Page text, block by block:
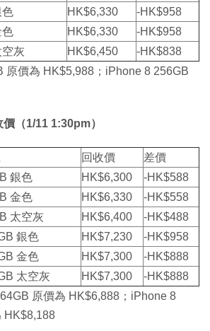
色
HK$6,330
-HK$958
色
HK$6,330
-HK$958
灰​​​
HK$6,450
-HK$838
原價為 HK$5,988；iPhone 8 256GB
（1/11 1:30pm）
回收價
差價
銀色
HK$6,300
-HK$588
金色
HK$6,330
-HK$558
太空灰
HK$6,400
-HK$488
銀色
HK$7,230
-HK$958
金色
HK$7,300
-HK$888
太空灰
HK$7,300
-HK$888
原價為 HK$6,888；iPhone 8
HK$8,188